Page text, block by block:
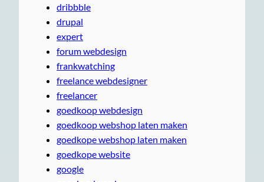
dribbble
drupal
expert
forum webdesign
frankwatching
freelance webdesigner
freelancer
goedkoop webdesign
goedkoop webshop laten maken
goedkope webshop laten maken
goedkope website
google